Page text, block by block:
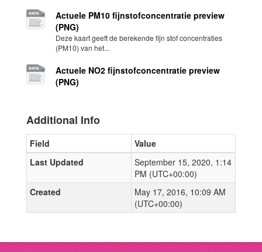
Actuele PM10 fijnstofconcentratie preview
(PNG)
Deze kaart geeft de berekende fijn stof concentraties
(PM10) van het...
Actuele NO2 fijnstofconcentratie preview
(PNG)
Additional Info
Field
Value
Last Updated
September 15, 2020, 1:14
PM (UTC+00:00)
Created
May 17, 2016, 10:09 AM
(UTC+00:00)